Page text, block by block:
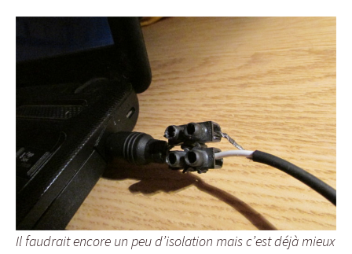
Il faudrait encore un peu d’isolation mais c’est déjà mieux